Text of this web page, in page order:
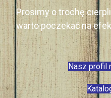
Prosimy o trochę
warto poczekać na
Nasz profil